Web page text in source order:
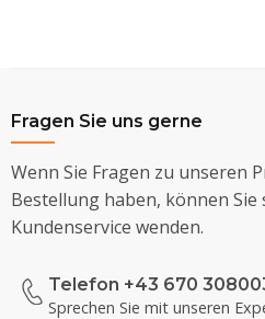
Fragen Sie uns gerne
Wenn Sie Fragen zu unseren
Bestellung haben, können
Kundenservice wenden.
Telefon +43 670
Sprechen Sie mit unseren